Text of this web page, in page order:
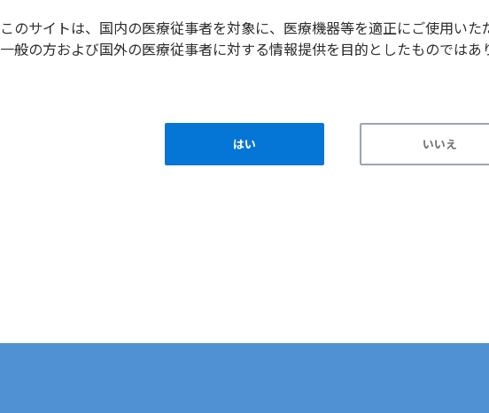
このサイトは、国内の医療従事者を対象に、医療機器等を適正にご使用いた
一般の方および国外の医療従事者に対する情報提供を目的としたものではあ
はい いいえ